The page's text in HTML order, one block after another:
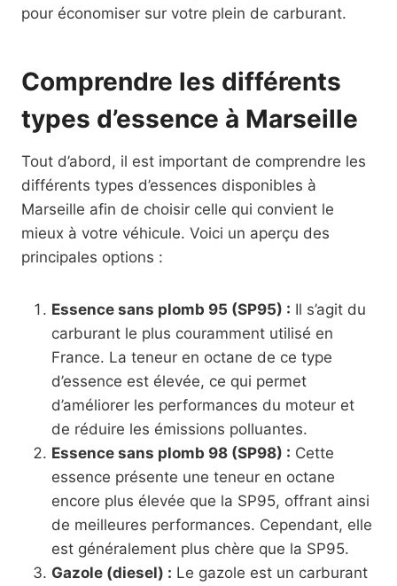
pour économiser sur votre plein de carburant.
Comprendre les différents
types d’essence à Marseille
Tout d’abord, il est important de comprendre les
différents types d’essences disponibles à
Marseille afin de choisir celle qui convient le
mieux à votre véhicule. Voici un aperçu des
principales options :
Essence sans plomb 95 (SP95) : Il s’agit du
carburant le plus couramment utilisé en
France. La teneur en octane de ce type
d’essence est élevée, ce qui permet
d’améliorer les performances du moteur et
de réduire les émissions polluantes.
Essence sans plomb 98 (SP98) : Cette
essence présente une teneur en octane
encore plus élevée que la SP95, offrant ainsi
de meilleures performances. Cependant, elle
est généralement plus chère que la SP95.
Gazole (diesel) : Le gazole est un carburant